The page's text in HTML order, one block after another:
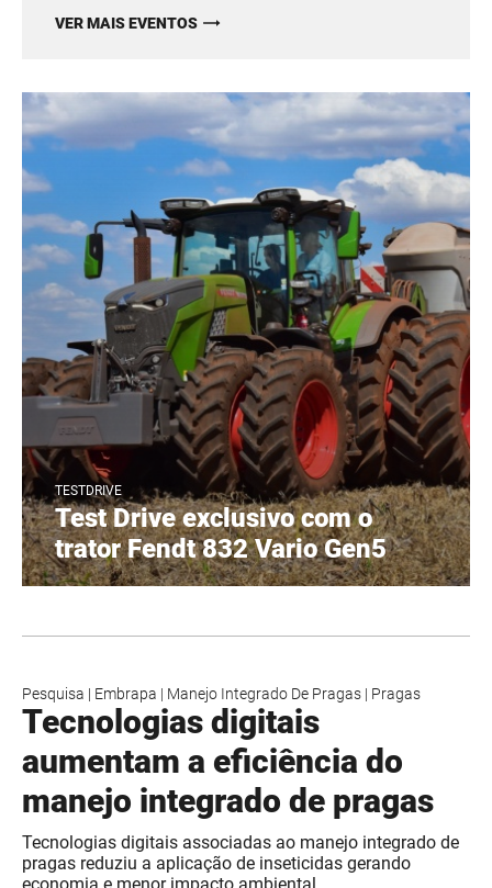
VER MAIS EVENTOS
TESTDRIVE
Test Drive exclusivo com o
trator Fendt 832 Vario Gen5
Pesquisa | Embrapa | Manejo Integrado De Pragas | Pragas
Tecnologias digitais
aumentam a eficiência do
manejo integrado de pragas
Tecnologias digitais associadas ao manejo integrado de
pragas reduziu a aplicação de inseticidas gerando